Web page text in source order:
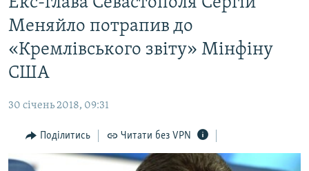
основного
матеріалу
Перейти
до
основної
Перейти
пошуку
ВІДЕО ТА ФОТО
ПОЛІТИКА
ІНТЕРВ'Ю
ВСЕ ЗА ДЕНЬ
Меняйло потрапив до
«Кремлівського звіту» Мінфіну
США
30 січень 2018, 09:31
Поділитись Читати без VPN